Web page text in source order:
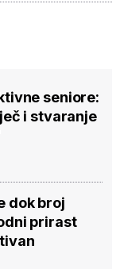
seniore:
i stvaranje
dok broj
prirast